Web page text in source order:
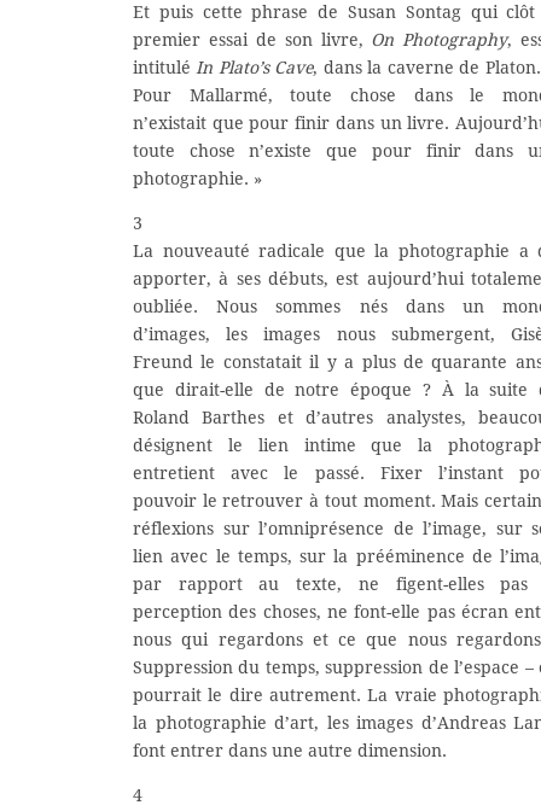
Et puis cette phrase de Susan Sontag qui
premier essai de son livre, On Photography,
intitulé In Plato’s Cave, dans la caverne de
Pour Mallarmé, toute chose dans le
n’existait que pour finir dans un livre.
toute chose n’existe que pour finir dans
photographie. »
3
La nouveauté radicale que la photographie a
apporter, à ses débuts, est aujourd’hui
oubliée. Nous sommes nés dans un
d’images, les images nous submergent,
Freund le constatait il y a plus de quarante
que dirait-elle de notre époque ? À la suite
Roland Barthes et d’autres analystes,
désignent le lien intime que la
entretient avec le passé. Fixer l’instant
pouvoir le retrouver à tout moment. Mais
réflexions sur l’omniprésence de l’image, sur
lien avec le temps, sur la prééminence de
par rapport au texte, ne figent-elles pas
perception des choses, ne font-elle pas écran
nous qui regardons et ce que nous
Suppression du temps, suppression de l’espace –
pourrait le dire autrement. La vraie
la photographie d’art, les images d’Andreas
font entrer dans une autre dimension.
4